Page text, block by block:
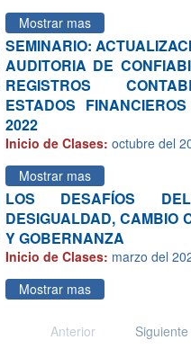
Mostrar mas
SEMINARIO:
AUDITORIA DE
REGISTROS
ESTADOS
2022
Inicio de Clases: octubre del
Mostrar mas
LOS DESAFÍOS
DESIGUALDAD, CAMBIO
Y GOBERNANZA
Inicio de Clases: marzo del
Mostrar mas
Anterior Siguiente